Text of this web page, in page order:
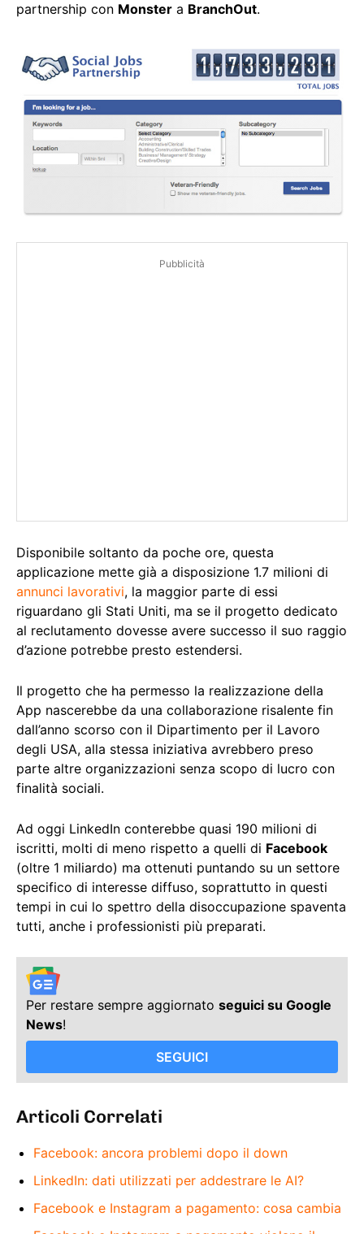
partnership con Monster a BranchOut.
Pubblicità
Disponibile soltanto da poche ore, questa
applicazione mette già a disposizione 1.7 milioni di
annunci lavorativi, la maggior parte di essi
riguardano gli Stati Uniti, ma se il progetto dedicato
al reclutamento dovesse avere successo il suo raggio
d’azione potrebbe presto estendersi.
Il progetto che ha permesso la realizzazione della
App nascerebbe da una collaborazione risalente fin
dall’anno scorso con il Dipartimento per il Lavoro
degli USA, alla stessa iniziativa avrebbero preso
parte altre organizzazioni senza scopo di lucro con
finalità sociali.
Ad oggi LinkedIn conterebbe quasi 190 milioni di
iscritti, molti di meno rispetto a quelli di Facebook
(oltre 1 miliardo) ma ottenuti puntando su un settore
specifico di interesse diffuso, soprattutto in questi
tempi in cui lo spettro della disoccupazione spaventa
tutti, anche i professionisti più preparati.
Per restare sempre aggiornato seguici su Google
News!
SEGUICI
Articoli Correlati
Facebook: ancora problemi dopo il down
LinkedIn: dati utilizzati per addestrare le AI?
Facebook e Instagram a pagamento: cosa cambia